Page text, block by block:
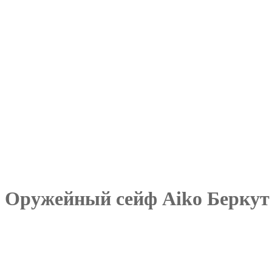
Оружейный сейф Aiko Беркут